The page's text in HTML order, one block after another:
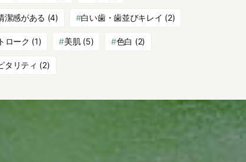
潔感がある (4) 白い歯・歯並びキレイ (2)
ローク (1) 美肌(5) 色白 (2)
タリティ (2)